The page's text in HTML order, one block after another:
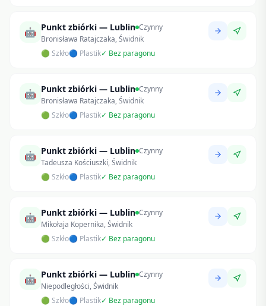
🤖 Punkt zbiórki — Lublin Czynny
Bronisława Ratajczaka, Świdnik
🟢 Szkło🔵 Plastik✓ Bez paragonu
🤖 Punkt zbiórki — Lublin Czynny
Bronisława Ratajczaka, Świdnik
🟢 Szkło🔵 Plastik✓ Bez paragonu
🤖 Punkt zbiórki — Lublin Czynny
Tadeusza Kościuszki, Świdnik
🟢 Szkło🔵 Plastik✓ Bez paragonu
🤖 Punkt zbiórki — Lublin Czynny
Mikołaja Kopernika, Świdnik
🟢 Szkło🔵 Plastik✓ Bez paragonu
🤖 Punkt zbiórki — Lublin Czynny
Niepodległości, Świdnik
🟢 Szkło🔵 Plastik✓ Bez paragonu